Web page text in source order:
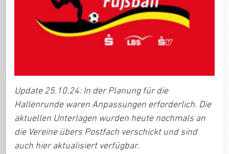
Update 25.10.24: In der Planung für die
Hallenrunde waren Anpassungen erforderlich. Die
aktuellen Unterlagen wurden heute nochmals an
die Vereine übers Postfach verschickt und sind
auch hier aktualisiert verfügbar.